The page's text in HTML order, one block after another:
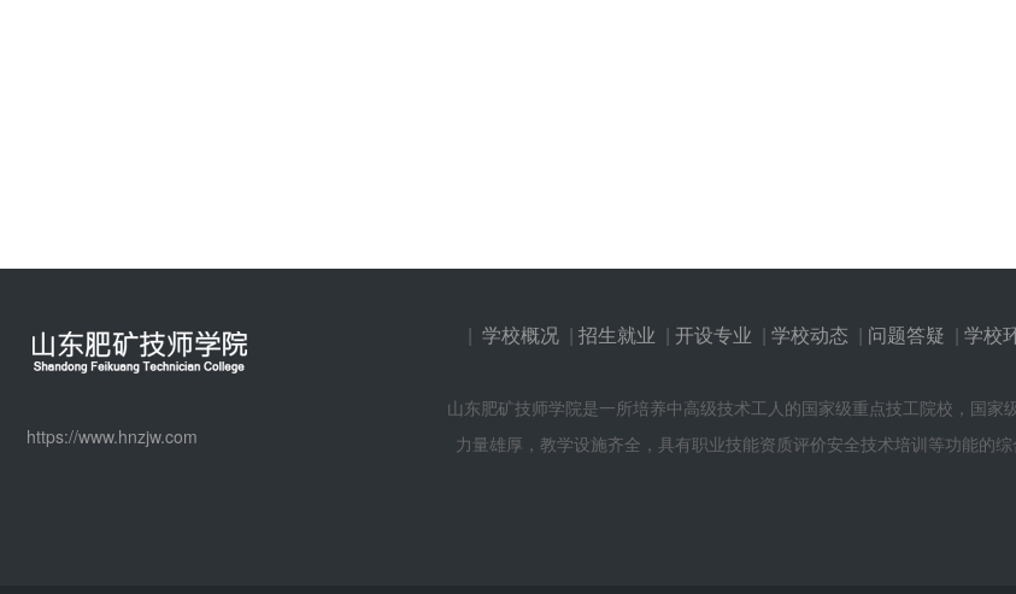
https://www.hnzjw.com
| 学校概况 | 招生就业 | 开设专业 | 学校动态 | 问题答疑 | 学校
山东肥矿技师学院是一所培养中高级技术工人的国家级重点技工院校，国家
力量雄厚，教学设施齐全，具有职业技能资质评价安全技术培训等功能的综